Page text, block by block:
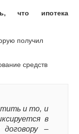
что ипотека
получил
средств
и то, и
в
–